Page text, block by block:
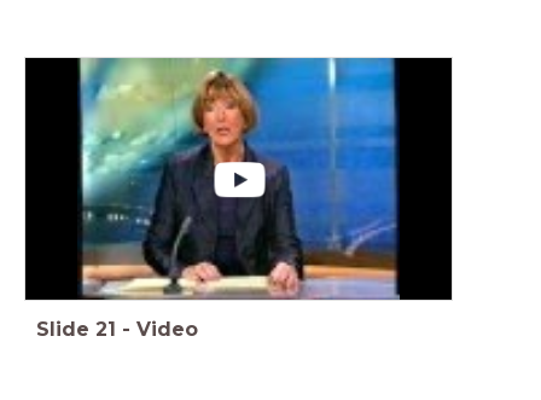
Slide 21 - Video